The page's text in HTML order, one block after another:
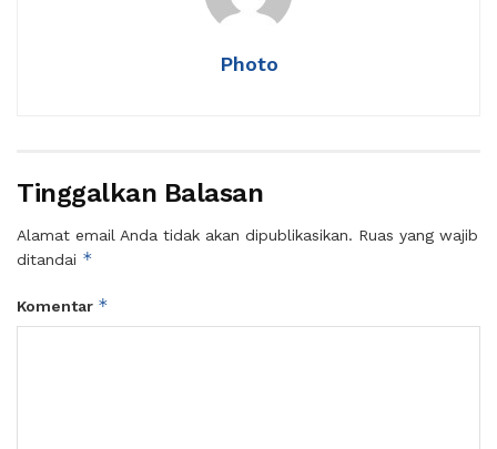
Photo
Tinggalkan Balasan
Alamat email Anda tidak akan dipublikasikan. Ruas yang wajib
ditandai *
Komentar *